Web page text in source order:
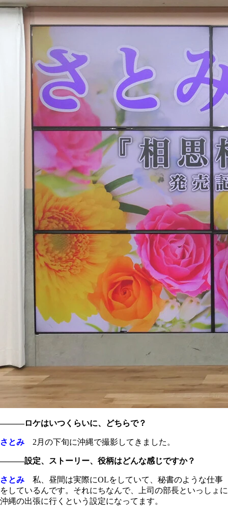
―――ロケはいつくらいに、どちらで？
さとみ 2月の下旬に沖縄で撮影してきました。
―――設定、ストーリー、役柄はどんな感じですか？
さとみ 私、昼間は実際にOLをしていて、秘書のような仕事
をしているんです。それにちなんで、上司の部長といっしょに
沖縄の出張に行くという設定になってます。